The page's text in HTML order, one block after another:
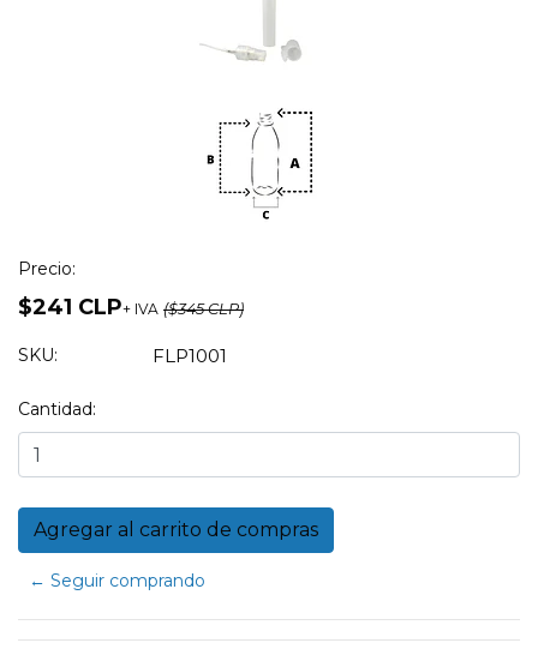
Precio:
$241 CLP+ IVA ($345 CLP)
SKU: FLP1001
Cantidad:
← Seguir comprando